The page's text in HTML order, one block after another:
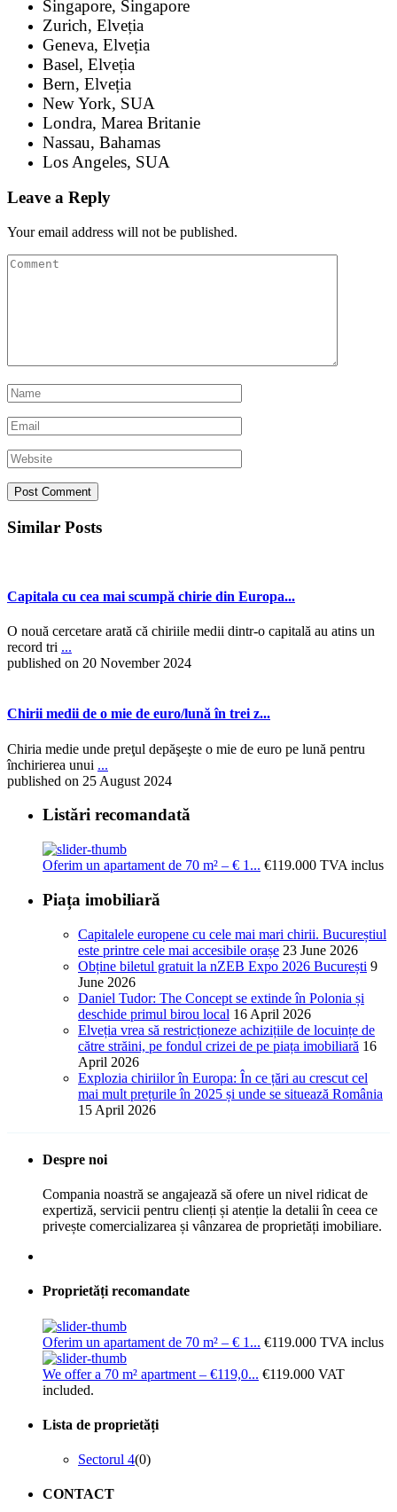
Singapore, Singapore
Zurich, Elveția
Geneva, Elveția
Basel, Elveția
Bern, Elveția
New York, SUA
Londra, Marea Britanie
Nassau, Bahamas
Los Angeles, SUA
Leave a Reply
Your email address will not be published.
Similar Posts
Capitala cu cea mai scumpă chirie din Europa...
O nouă cercetare arată că chiriile medii dintr-o capitală au atins un
record tri ...
published on 20 November 2024
Chirii medii de o mie de euro/lună în trei z...
Chiria medie unde preţul depăşeşte o mie de euro pe lună pentru
închirierea unui ...
published on 25 August 2024
Listări recomandată
Oferim un apartament de 70 m² – € 1... €119.000 TVA inclus
Piața imobiliară
Capitalele europene cu cele mai mari chirii. Bucureștiul
este printre cele mai accesibile orașe 23 June 2026
Obține biletul gratuit la nZEB Expo 2026 București 9
June 2026
Daniel Tudor: The Concept se extinde în Polonia și
deschide primul birou local 16 April 2026
Elveția vrea să restricționeze achizițiile de locuințe de
către străini, pe fondul crizei de pe piața imobiliară 16
April 2026
Explozia chiriilor în Europa: În ce țări au crescut cel
mai mult prețurile în 2025 și unde se situează România
15 April 2026
Despre noi
Compania noastră se angajează să ofere un nivel ridicat de
expertiză, servicii pentru clienți și atenție la detalii în ceea ce
privește comercializarea și vânzarea de proprietăți imobiliare.
Proprietăți recomandate
Oferim un apartament de 70 m² – € 1... €119.000 TVA inclus
We offer a 70 m² apartment – €119,0... €119.000 VAT
included.
Lista de proprietăți
Sectorul 4(0)
CONTACT